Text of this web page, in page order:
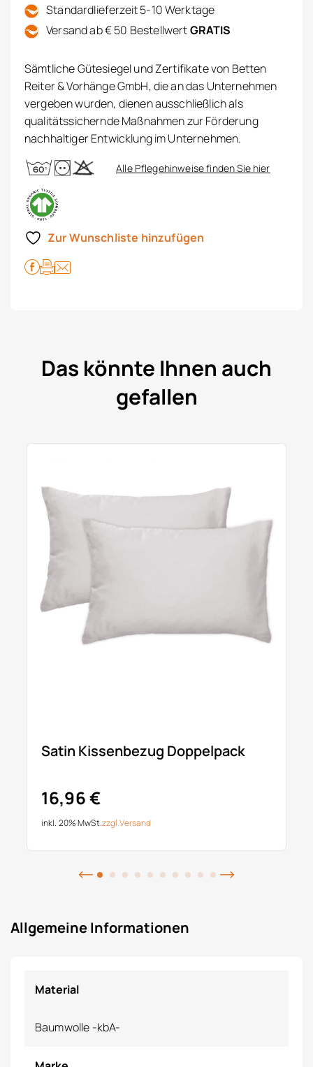
Standardlieferzeit 5-10 Werktage
Versand ab € 50 BestellwertGRATIS
Sämtliche Gütesiegel und Zertifikate von Betten
Reiter & Vorhänge GmbH, die an das Unternehmen
vergeben wurden, dienen ausschließlich als
qualitätssichernde Maßnahmen zur Förderung
nachhaltiger Entwicklung im Unternehmen.
Alle Pflegehinweise finden Sie hier
Zur Wunschliste hinzufügen
Das könnte Ihnen auch
gefallen
Satin Kissenbezug Doppelpack
16,96 €
inkl. 20% MwSt.zzgl.Versand
Allgemeine Informationen
Material
Baumwolle -kbA-